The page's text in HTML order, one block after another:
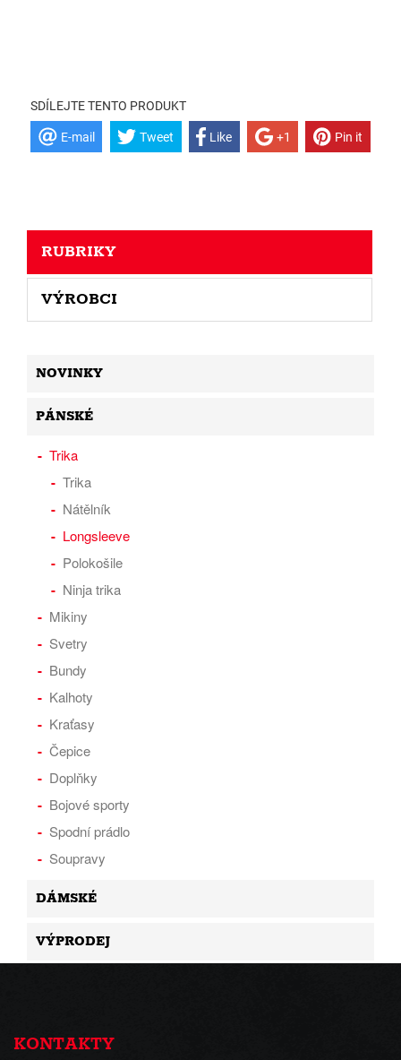
SDÍLEJTE TENTO PRODUKT
E-mail Tweet Like +1 Pin it
RUBRIKY
VÝROBCI
NOVINKY
PÁNSKÉ
Trika
Trika
Nátělník
Longsleeve
Polokošile
Ninja trika
Mikiny
Svetry
Bundy
Kalhoty
Kraťasy
Čepice
Doplňky
Bojové sporty
Spodní prádlo
Soupravy
DÁMSKÉ
VÝPRODEJ
KONTAKTY